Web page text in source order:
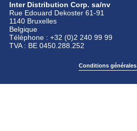
Inter Distribution Corp. sa/nv
Rue Edouard Dekoster 61-91
1140 Bruxelles
Belgique
Téléphone : +32 (0)2 240 99 99
TVA : BE 0450.288.252
Conditions